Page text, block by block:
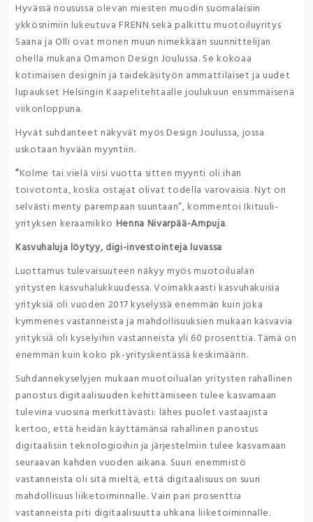
Hyvässä nousussa olevan miesten muodin suomalaisiin
ykkösnimiin lukeutuva FRENN sekä palkittu muotoiluyritys
Saana ja Olli ovat monen muun nimekkään suunnittelijan
ohella mukana Ornamon Design Joulussa. Se kokoaa
kotimaisen designin ja taidekäsityön ammattilaiset ja uudet
lupaukset Helsingin Kaapelitehtaalle joulukuun ensimmäisenä
viikonloppuna.
Hyvät suhdanteet näkyvät myös Design Joulussa, jossa
uskotaan hyvään myyntiin.
”Kolme tai vielä viisi vuotta sitten myynti oli ihan
toivotonta, koska ostajat olivat todella varovaisia. Nyt on
selvästi menty parempaan suuntaan”, kommentoi Ikituuli-
yrityksen keraamikko Henna Nivarpää-Ampuja.
Kasvuhaluja löytyy, digi-investointeja luvassa
Luottamus tulevaisuuteen näkyy myös muotoilualan
yritysten kasvuhalukkuudessa. Voimakkaasti kasvuhakuisia
yrityksiä oli vuoden 2017 kyselyssä enemmän kuin joka
kymmenes vastanneista ja mahdollisuuksien mukaan kasvavia
yrityksiä oli kyselyihin vastanneista yli 60 prosenttia. Tämä on
enemmän kuin koko pk-yrityskentässä keskimäärin.
Suhdannekyselyjen mukaan muotoilualan yritysten rahallinen
panostus digitaalisuuden kehittämiseen tulee kasvamaan
tulevina vuosina merkittävästi: lähes puolet vastaajista
kertoo, että heidän käyttämänsä rahallinen panostus
digitaalisiin teknologioihin ja järjestelmiin tulee kasvamaan
seuraavan kahden vuoden aikana. Suuri enemmistö
vastanneista oli sitä mieltä, että digitaalisuus on suuri
mahdollisuus liiketoiminnalle. Vain pari prosenttia
vastanneista piti digitaalisuutta uhkana liiketoiminnalle.